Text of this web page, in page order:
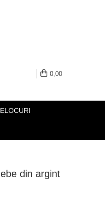
0,00
din argint